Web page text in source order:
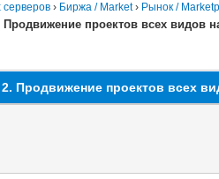
› Биржа / Market› Рынок /
Продвижение проектов всех видов
Продвижение проектов всех